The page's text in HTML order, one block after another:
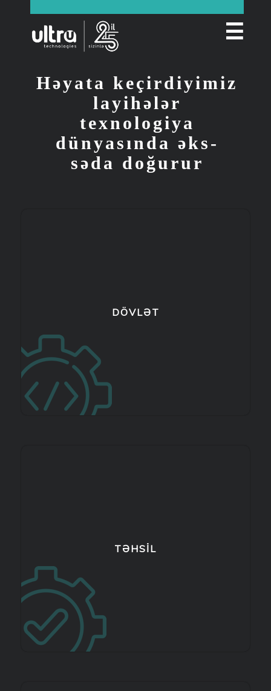
☰
Həyata keçirdiyimiz
layihələr
texnologiya
dünyasında əks-
səda doğurur
DÖVLƏT
TƏHSIL